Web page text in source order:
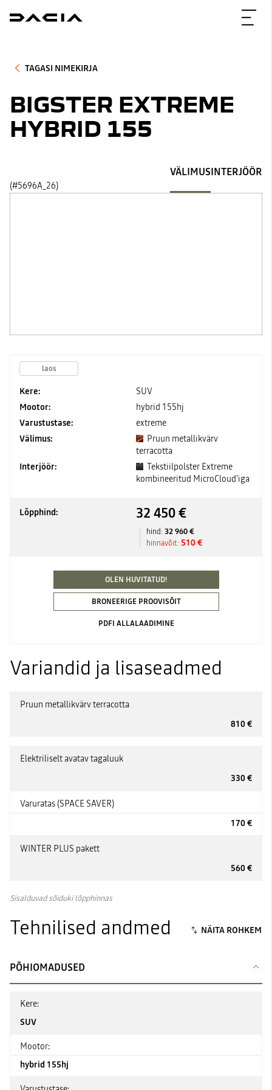
TAGASI NIMEKIRJA
BIGSTER EXTREME
HYBRID 155
(#5696A_26)
VÄLIMUSINTERJÖÖR
laos
Kere:
SUV
Mootor:
hybrid 155hj
Varustustase:
extreme
Välimus:
Pruun metallikvärv
terracotta
Interjöör:
Tekstiilpolster Extreme
kombineeritud MicroCloud'iga
Lõpphind: 32 450 €
hind: 32 960 €
hinnavõit: 510 €
OLEN HUVITATUD!
BRONEERIGE PROOVISÕIT
PDFI ALLALAADIMINE
Variandid ja lisaseadmed
Pruun metallikvärv terracotta
810 €
Elektriliselt avatav tagaluuk
330 €
Varuratas (SPACE SAVER)
170 €
WINTER PLUS pakett
560 €
Sisalduvad sõiduki lõpphinnas
Tehnilised andmed
PÕHIOMADUSED
Kere:
SUV
Mootor:
hybrid 155hj